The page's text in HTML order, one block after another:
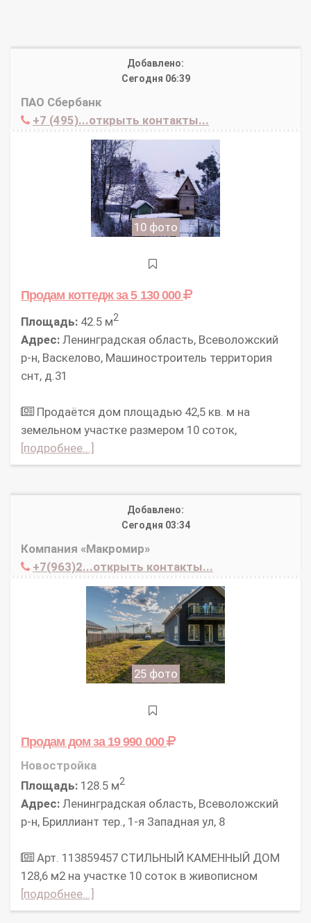
Добавлено:
Сегодня 06:39
ПАО Сбербанк
+7 (495)...открыть контакты...
10 фото
Продам коттеджза 5 130 000
Площадь: 42.5 м2
Адрес: Ленинградская область, Всеволожский
р-н, Васкелово, Машиностроитель территория
снт, д.31
Продаётся дом площадью 42,5 кв. м на
земельном участке размером 10 соток,
[подробнее...]
Добавлено:
Сегодня 03:34
Компания «Макромир»
+7(963)2...открыть контакты...
25 фото
Продам домза 19 990 000
Новостройка
Площадь: 128.5 м2
Адрес: Ленинградская область, Всеволожский
р-н, Бриллиант тер., 1-я Западная ул, 8
Арт. 113859457 СТИЛЬНЫЙ КАМЕННЫЙ ДОМ
128,6 м2 на участке 10 соток в живописном
[подробнее...]